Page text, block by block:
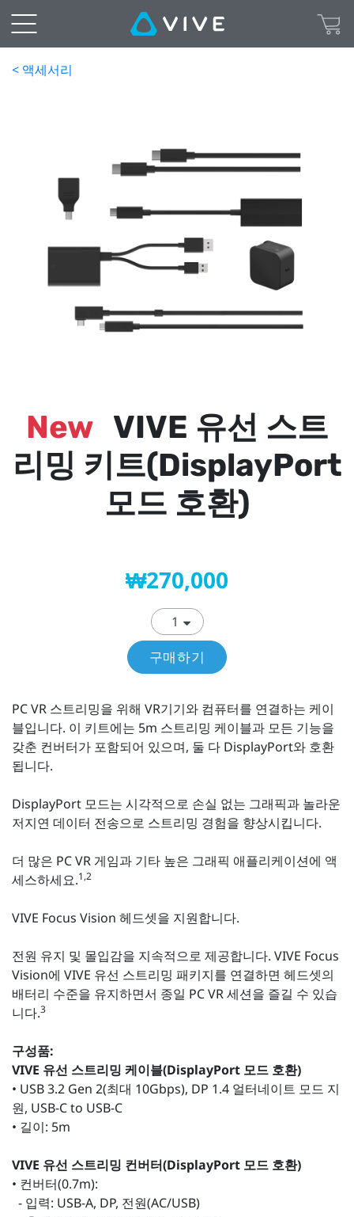
< 액세서리
New VIVE 유선 스트
리밍 키트(DisplayPort
모드 호환)
₩270,000
구매하기
PC VR 스트리밍을 위해 VR기기와 컴퓨터를 연결하는 케이
블입니다. 이 키트에는 5m 스트리밍 케이블과 모든 기능을
갖춘 컨버터가 포함되어 있으며, 둘 다 DisplayPort와 호환
됩니다.
DisplayPort 모드는 시각적으로 손실 없는 그래픽과 놀라운
저지연 데이터 전송으로 스트리밍 경험을 향상시킵니다.
더 많은 PC VR 게임과 기타 높은 그래픽 애플리케이션에 액
세스하세요.1,2
VIVE Focus Vision 헤드셋을 지원합니다.
전원 유지 및 몰입감을 지속적으로 제공합니다. VIVE Focus
Vision에 VIVE 유선 스트리밍 패키지를 연결하면 헤드셋의
배터리 수준을 유지하면서 종일 PC VR 세션을 즐길 수 있습
니다.3
구성품:
VIVE 유선 스트리밍 케이블(DisplayPort 모드 호환)
• USB 3.2 Gen 2(최대 10Gbps), DP 1.4 얼터네이트 모드 지
원, USB-C to USB-C
• 길이: 5m
VIVE 유선 스트리밍 컨버터(DisplayPort 모드 호환)
• 컨버터(0.7m):
- 입력: USB-A, DP, 전원(AC/USB)